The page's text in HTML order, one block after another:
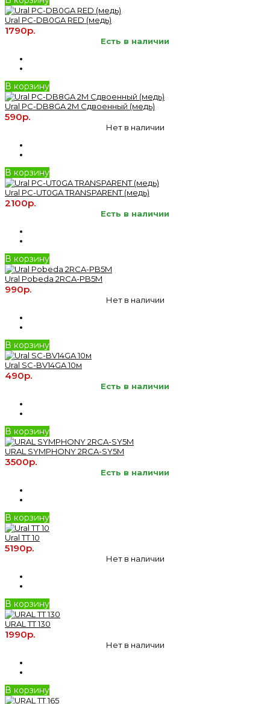
Ural PC-DB0GA RED (медь)
1790р.
Есть в наличии
В корзину
Ural PC-DB8GA 2M Сдвоенный (медь)
590р.
Нет в наличии
В корзину
Ural PC-UT0GA TRANSPARENT (медь)
2100р.
Есть в наличии
В корзину
Ural Pobeda 2RCA-PB5M
990р.
Нет в наличии
В корзину
Ural SC-BV14GA 10м
490р.
Есть в наличии
В корзину
URAL SYMPHONY 2RCA-SY5M
3500р.
Есть в наличии
В корзину
Ural TT 10
5190р.
Нет в наличии
В корзину
URAL TT 130
1990р.
Нет в наличии
В корзину